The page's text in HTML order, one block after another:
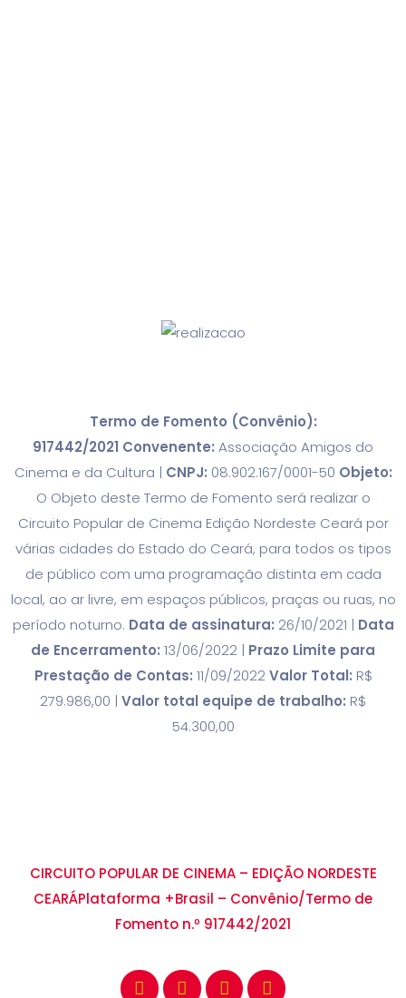
Termo de Fomento (Convênio):
917442/2021 Convenente: Associação Amigos do
Cinema e da Cultura | CNPJ: 08.902.167/0001-50 Objeto:
O Objeto deste Termo de Fomento será realizar o
Circuito Popular de Cinema Edição Nordeste Ceará por
várias cidades do Estado do Ceará, para todos os tipos
de público com uma programação distinta em cada
local, ao ar livre, em espaços públicos, praças ou ruas, no
período noturno. Data de assinatura: 26/10/2021 | Data
de Encerramento: 13/06/2022 | Prazo Limite para
Prestação de Contas: 11/09/2022Valor Total: R$
279.986,00 | Valor total equipe de trabalho: R$
54.300,00
CIRCUITO POPULAR DE CINEMA – EDIÇÃO NORDESTE
CEARÁPlataforma +Brasil – Convênio/Termo de
Fomento n.º 917442/2021